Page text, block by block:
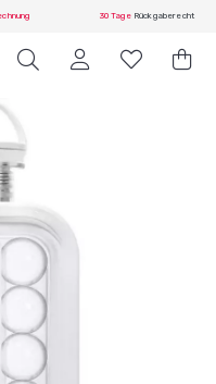
30 TageRückgaberecht